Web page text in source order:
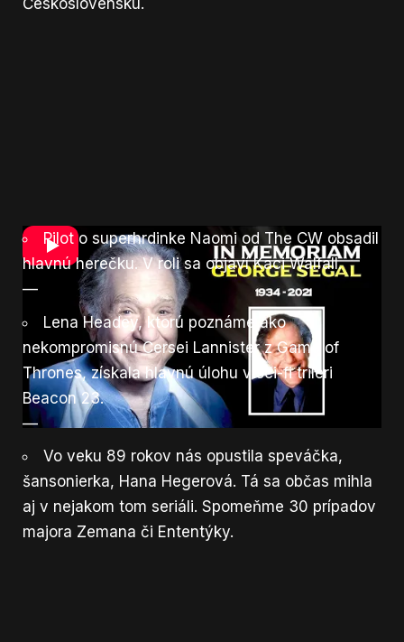
Pilot o superhrdinke Naomi od The CW obsadil
hlavnú herečku. V roli sa objaví Kaci Walfall.
—
Lena Headey, ktorú poznáme ako
nekompromisnú Cersei Lannister z Game of
Thrones, získala hlavnú úlohu v sci-fi trileri
Beacon 23.
—
Vo veku 89 rokov nás opustila speváčka,
šansonierka, Hana Hegerová. Tá sa občas mihla
aj v nejakom tom seriáli. Spomeňme 30 prípadov
majora Zemana či Ententýky.